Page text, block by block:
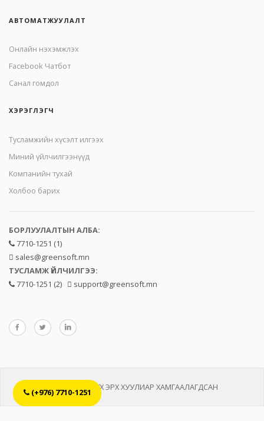
АВТОМАТЖУУЛАЛТ
Онлайн нэхэмжлэх
Facebook Чатбот
Санал гомдол
ХЭРЭГЛЭГЧ
Тусламжийн хүсэлт илгээх
Миний үйлчилгээнүүд
Компанийн тухай
Холбоо барих
БОРЛУУЛАЛТЫН АЛБА:
7710-1251 (1)
sales@greensoft.mn
ТУСЛАМЖ ҮЙЛЧИЛГЭЭ:
7710-1251 (2)
support@greensoft.mn
©2010-2023 БҮХ ЭРХ ХУУЛИАР ХАМГААЛАГДСАН
(+976) 7710-1251